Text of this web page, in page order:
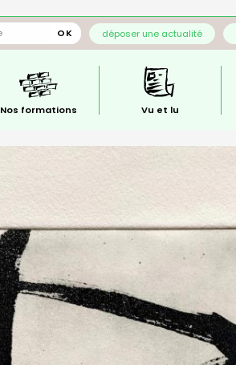
déposer une actualité
Nos formations Vu et lu